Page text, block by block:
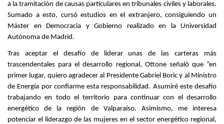
a la tramitación de causas particulares en tribunales civiles y laborales.
Sumado a esto, cursó estudios en el extranjero, consiguiendo un
Máster en Democracia y Gobierno realizado en la Universidad
Autónoma de Madrid.
Tras aceptar el desafío de liderar unas de las carteras más
trascendentales para el desarrollo regional, Ottone señaló que “en
primer lugar, quiero agradecer al Presidente Gabriel Boric y al Ministro
de Energía por confiarme esta responsabilidad. Asumiré este desafío
trabajando en todo el territorio para continuar con el desarrollo
energético de la región de Valparaíso. Asimismo, me interesa
potenciar el liderazgo de las mujeres en el sector energético regional,